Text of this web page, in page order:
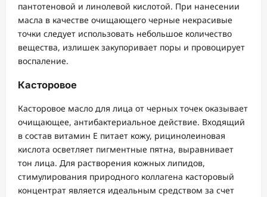
пантотеновой и линолевой кислотой. При нанесении
масла в качестве очищающего черные некрасивые
точки следует использовать небольшое количество
вещества, излишек закупоривает поры и провоцирует
воспаление.
Касторовое
Касторовое масло для лица от черных точек оказывает
очищающее, антибактериальное действие. Входящий
в состав витамин E питает кожу, рицинолеиновая
кислота осветляет пигментные пятна, выравнивает
тон лица. Для растворения кожных липидов,
стимулирования природного коллагена касторовый
концентрат является идеальным средством за счет